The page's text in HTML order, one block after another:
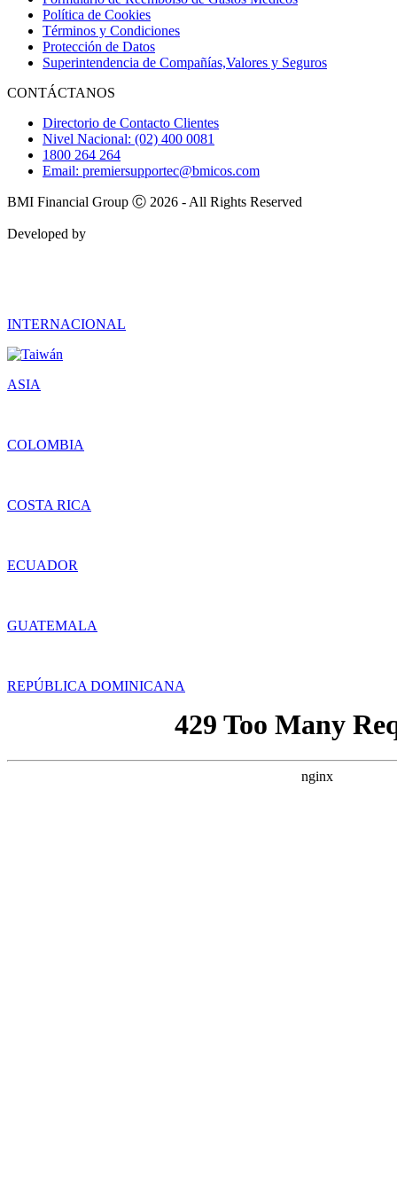
Política de Cookies
Términos y Condiciones
Protección de Datos
Superintendencia de Compañías,Valores y Seguros
CONTÁCTANOS
Directorio de Contacto Clientes
Nivel Nacional: (02) 400 0081
1800 264 264
Email: premiersupportec@bmicos.com
BMI Financial Group Ⓒ 2026 - All Rights Reserved
Developed by
INTERNACIONAL
ASIA
COLOMBIA
COSTA RICA
ECUADOR
GUATEMALA
REPÚBLICA DOMINICANA